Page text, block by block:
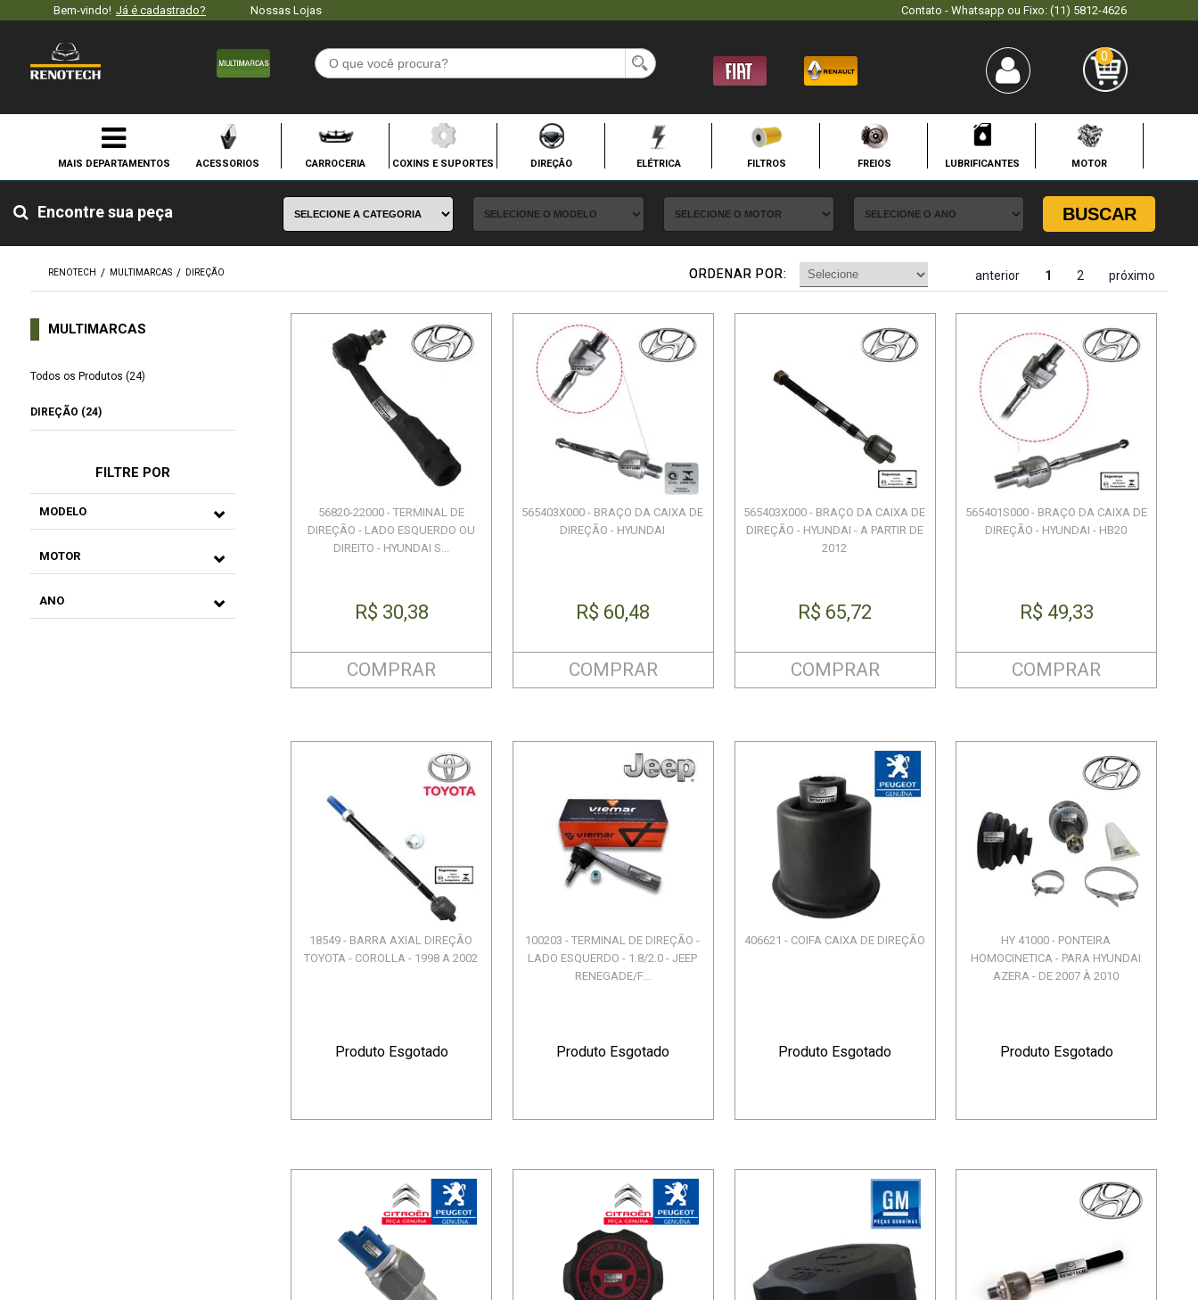
Bem-vindo! Já é cadastrado? Nossas Lojas Contato - Whatsapp ou Fixo: (11) 5812-4626
0
ACESSORIOS CARROCERIA COXINS E SUPORTES DIREÇÃO ELÉTRICA FILTROS FREIOS LUBRIFICANTES MOTOR
Encontre sua peça BUSCAR
RENOTECH MULTIMARCAS DIREÇÃO
FILTRE POR
MODELO
MOTOR
ANO
MULTIMARCAS
Todos os Produtos (24)
DIREÇÃO (24)
ORDENAR POR: anterior 1 2 próximo
56820-22000 - TERMINAL DE
DIREÇÃO - LADO ESQUERDO OU
DIREITO - HYUNDAI S...
R$ 30,38
COMPRAR
565403X000 - BRAÇO DA CAIXA DE
DIREÇÃO - HYUNDAI
R$ 60,48
COMPRAR
565403X000 - BRAÇO DA CAIXA DE
DIREÇÃO - HYUNDAI - A PARTIR DE
2012
R$ 65,72
COMPRAR
565401S000 - BRAÇO DA CAIXA DE
DIREÇÃO - HYUNDAI - HB20
R$ 49,33
COMPRAR
18549 - BARRA AXIAL DIREÇÃO
TOYOTA - COROLLA - 1998 A 2002
Produto Esgotado
100203 - TERMINAL DE DIREÇÃO -
LADO ESQUERDO - 1.8/2.0 - JEEP
RENEGADE/F...
Produto Esgotado
406621 - COIFA CAIXA DE DIREÇÃO
Produto Esgotado
HY 41000 - PONTEIRA
HOMOCINETICA - PARA HYUNDAI
AZERA - DE 2007 À 2010
Produto Esgotado
ORDENAR POR: